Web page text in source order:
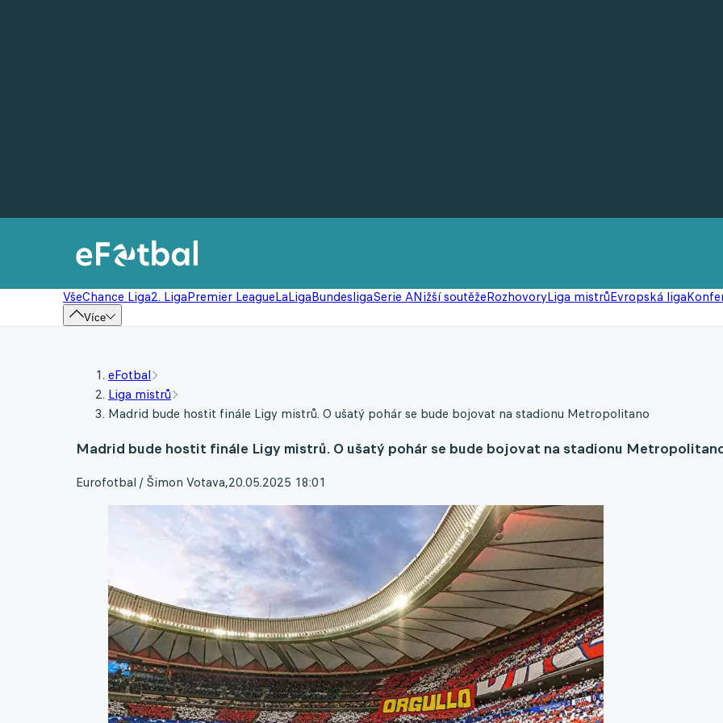
VšeChance Liga2. LigaPremier LeagueLaLigaBundesligaSerie ANižší soutěžeRozhovoryLiga mistrůEvropská liga
Více
eFotbal
Liga mistrů
Madrid bude hostit finále Ligy mistrů. O ušatý pohár se bude bojovat na stadionu Metropolitano
Madrid bude hostit finále Ligy mistrů. O ušatý pohár se bude bojovat na stadionu
Eurofotbal / Šimon Votava,20.05.2025 18:01